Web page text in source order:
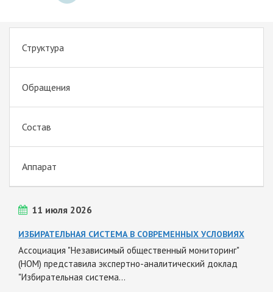
Структура
Обращения
Состав
Аппарат
11 июля 2026
ИЗБИРАТЕЛЬНАЯ СИСТЕМА В СОВРЕМЕННЫХ УСЛОВИЯХ
Ассоциация "Независимый общественный мониторинг"
(НОМ) представила экспертно-аналитический доклад
"Избирательная система…